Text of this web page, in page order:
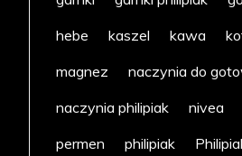
hebe
kaszel kawa
magnez
naczynia do
naczynia philipiak
nivea
permen
philipiak